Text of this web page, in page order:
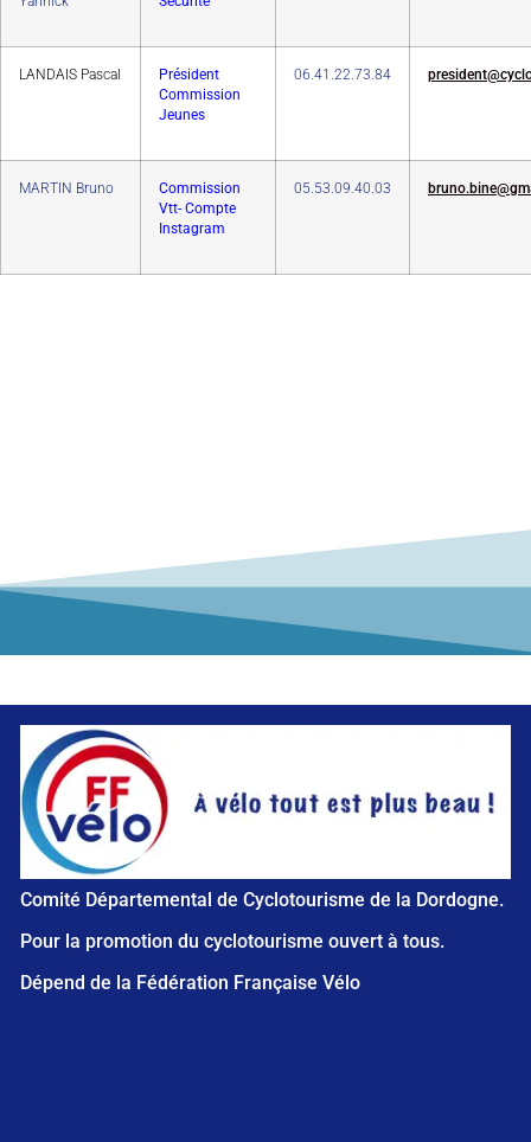
LANDAIS Pascal
Président
Commission
Jeunes
06.41.22.73.84
MARTIN Bruno
Commission
Vtt- Compte
Instagram
05.53.09.40.03
Comité Départemental de Cyclotourisme de la Dordogne.
Pour la promotion du cyclotourisme ouvert à tous.
Dépend de la Fédération Française Vélo